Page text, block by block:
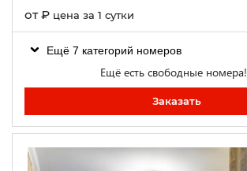
от₽ цена за 1 сутки
Ещё 7 категорий номеров
Ещё есть свободные номера!
Заказать